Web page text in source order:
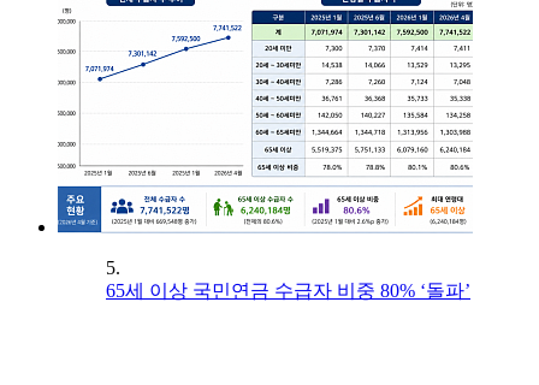
5.
65세 이상 국민연금 수급자 비중 80% ‘돌파’